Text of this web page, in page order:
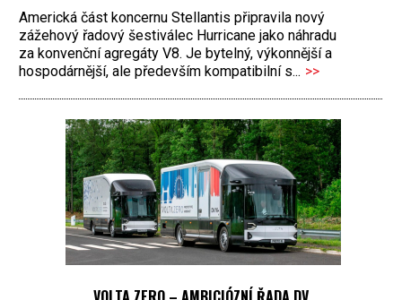
Americká část koncernu Stellantis připravila nový
zážehový řadový šestiválec Hurricane jako náhradu
za konvenční agregáty V8. Je bytelný, výkonnější a
hospodárnější, ale především kompatibilní s... >>